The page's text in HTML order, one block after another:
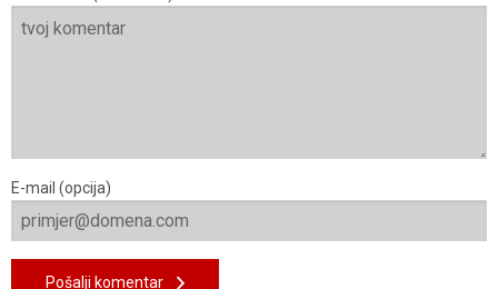
E-mail (opcija)
Pošalji komentar